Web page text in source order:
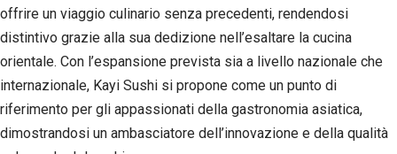
offrire un viaggio culinario senza precedenti, rendendosi
distintivo grazie alla sua dedizione nell’esaltare la cucina
orientale. Con l’espansione prevista sia a livello nazionale che
internazionale, Kayi Sushi si propone come un punto di
riferimento per gli appassionati della gastronomia asiatica,
dimostrandosi un ambasciatore dell’innovazione e della qualità